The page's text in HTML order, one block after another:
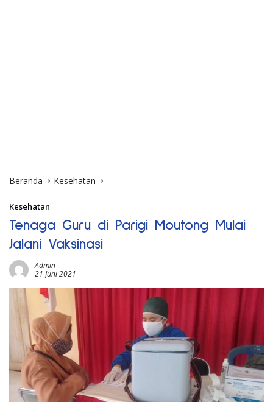
Beranda Kesehatan
Kesehatan
Tenaga Guru di Parigi Moutong Mulai
Jalani Vaksinasi
Admin
21 Juni 2021